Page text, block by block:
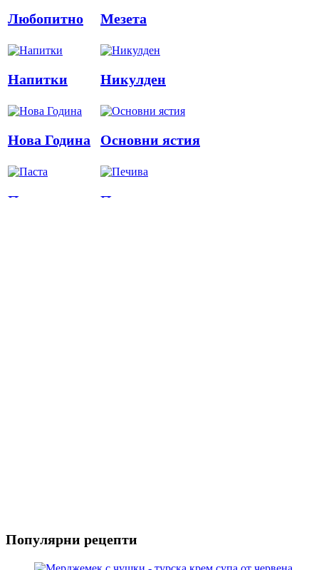
Любопитно Мезета
Напитки Никулден
Нова Година Основни ястия
Паста Печива
Популярни рецепти